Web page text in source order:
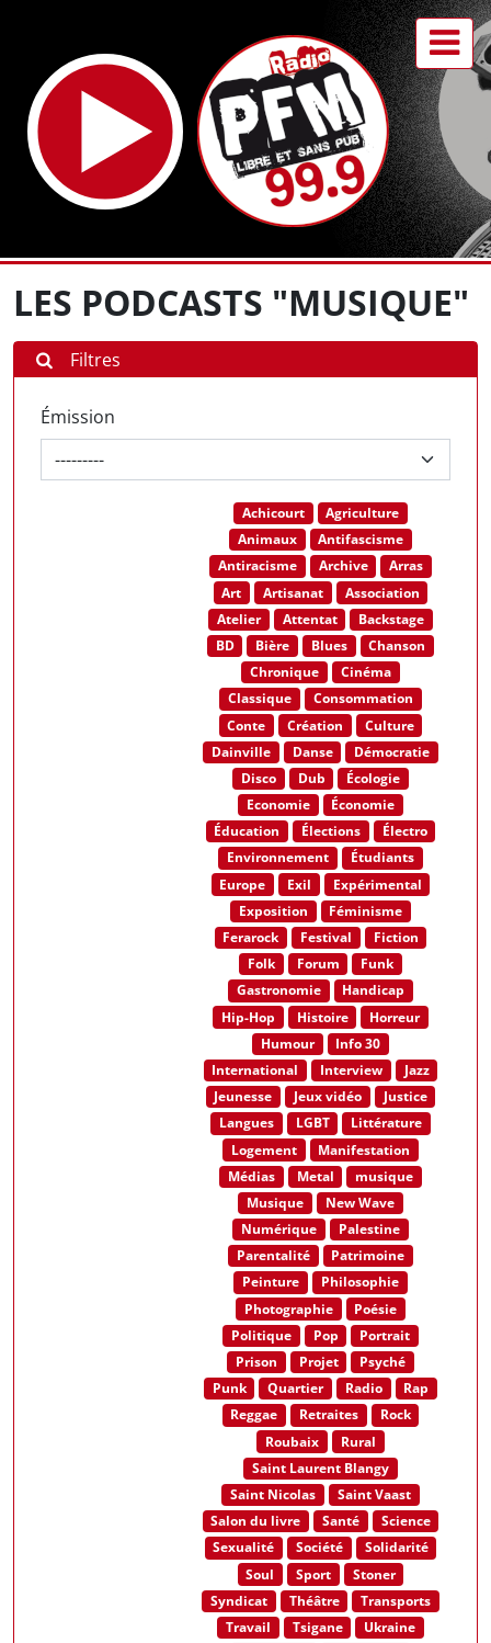
LES PODCASTS "MUSIQUE"
Filtres
Émission
Achicourt
Agriculture
Animaux
Antifascisme
Antiracisme
Archive
Arras
Art
Artisanat
Association
Atelier
Attentat
Backstage
BD
Bière Blues
Chanson
Chronique
Cinéma
Classique
Consommation
Conte
Création
Culture
Dainville
Danse
Démocratie
Disco
Dub
Écologie
Economie
Économie
Éducation
Élections
Électro
Environnement
Étudiants
Europe
Exil
Expérimental
Exposition
Féminisme
Ferarock
Festival
Fiction
Folk
Forum
Funk
Gastronomie
Handicap
Hip-Hop
Histoire
Horreur
Humour
Info 30
International
Interview
Jazz
Jeunesse
Jeux vidéo
Justice
Langues
LGBT
Littérature
Logement
Manifestation
Médias
Metal
musique
Musique
New Wave
Numérique
Palestine
Parentalité
Patrimoine
Peinture
Philosophie
Photographie
Poésie
Politique
Pop
Portrait
Prison
Projet
Psyché
Punk
Quartier Radio
Rap
Reggae
Retraites
Rock
Roubaix
Rural
Saint Laurent Blangy
Saint Nicolas
Saint Vaast
Salon du livre
Santé
Science
Sexualité
Société
Solidarité
Soul
Sport
Stoner
Syndicat
Théâtre
Transports
Travail
Tsigane
Ukraine